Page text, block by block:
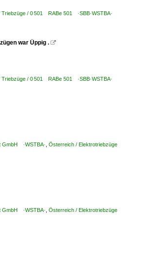
Triebzüge / 0 501 RABe 501 ·SBB·WSTBA·
war Üppig . 
Triebzüge / 0 501 RABe 501 ·SBB·WSTBA·
GmbH ·WSTBA· Österreich / Elektrotriebzüge
GmbH ·WSTBA· Österreich / Elektrotriebzüge